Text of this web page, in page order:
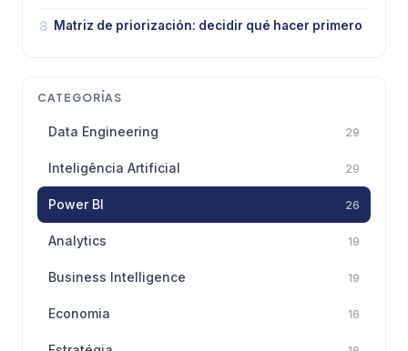
8 Matriz de priorización: decidir qué hacer primero
CATEGORÍAS
Data Engineering 29
Inteligência Artificial 29
Power BI 26
Analytics 19
Business Intelligence 19
Economia 16